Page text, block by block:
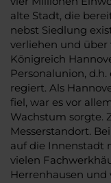
alte Stadt, die
nebst Siedlung
verliehen und über
Königreich
Personalunion,
regiert. Als
fiel, war es vor
Wachstum sorgte.
Messerstandort.
auf die Innenstadt
vielen
Herrenhausen